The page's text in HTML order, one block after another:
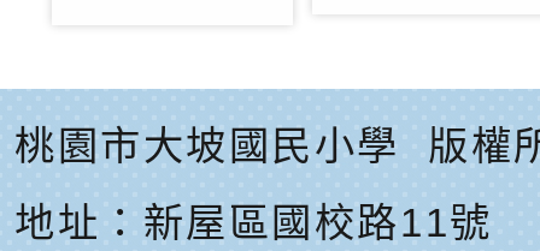
桃園市大坡國民小學
版權
地址： 新屋區國校路11號